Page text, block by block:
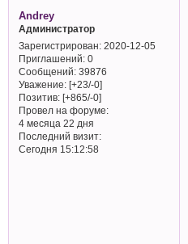
Andrey
Администратор
Зарегистрирован: 2020-12-05
Приглашений:0
Сообщений:39876
Уважение: [+23/-0]
Позитив: [+865/-0]
Провел на форуме:
4 месяца 22 дня
Последний визит:
Сегодня 15:12:58